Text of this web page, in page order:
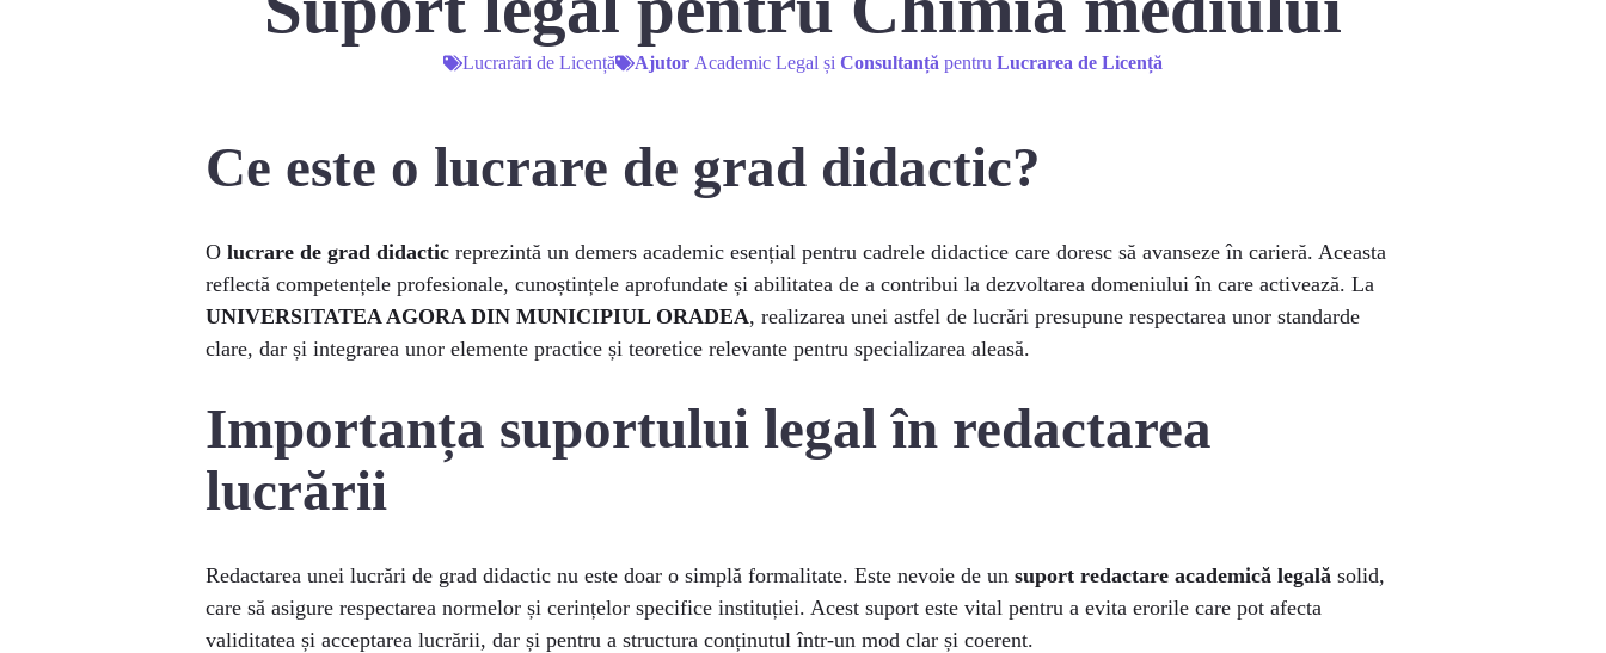
Lucrarări de Licență Ajutor Academic Legal și Consultanță pentru Lucrarea de Licență
Ce este o lucrare de grad didactic?
O lucrare de grad didactic reprezintă un demers academic esențial pentru cadrele didactice care doresc să avanseze în carieră. Aceasta
reflectă competențele profesionale, cunoștințele aprofundate și abilitatea de a contribui la dezvoltarea domeniului în care activează. La
UNIVERSITATEA AGORA DIN MUNICIPIUL ORADEA, realizarea unei astfel de lucrări presupune respectarea unor standarde
clare, dar și integrarea unor elemente practice și teoretice relevante pentru specializarea aleasă.
Importanța suportului legal în redactarea
lucrării
Redactarea unei lucrări de grad didactic nu este doar o simplă formalitate. Este nevoie de un suport redactare academică legală solid,
care să asigure respectarea normelor și cerințelor specifice instituției. Acest suport este vital pentru a evita erorile care pot afecta
validitatea și acceptarea lucrării, dar și pentru a structura conținutul într-un mod clar și coerent.